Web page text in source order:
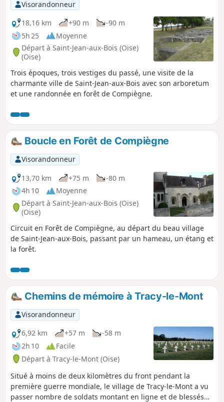
Visorandonneur
18,16 km
+90 m
-90 m
5h 25
Moyenne
Départ à Saint-Jean-aux-Bois (Oise)
(Oise)
Trois époques, trois vestiges du passé, une visite de la
charmante ville de Saint-Jean-aux-Bois avec son arboretum
et une randonnée en forêt de Compiègne.
Boucle en Forêt de Compiègne
Visorandonneur
13,70 km
+75 m
-80 m
4h 10
Moyenne
Départ à Saint-Jean-aux-Bois (Oise)
(Oise)
Circuit en Forêt de Compiègne, au départ du beau village
de Saint-Jean-aux-Bois, passant par un hameau, un étang et
la forêt.
Chemins de mémoire à Tracy-le-Mont
Visorandonneur
6,92 km
+57 m
-58 m
2h 10
Facile
Départ à Tracy-le-Mont (Oise)
Situé à moins de deux kilomètres du front pendant la
première guerre mondiale, le village de Tracy-le-Mont a vu
passer nombre de soldats montant en ligne et de blessés